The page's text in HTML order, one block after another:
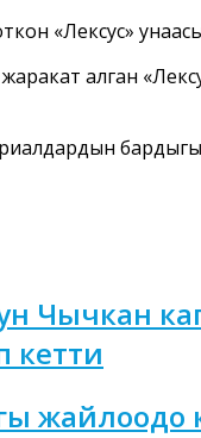
«Лексус»
алган
Чычкан
кетти
жайлоодо